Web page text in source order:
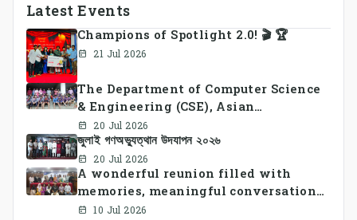
Latest Events
Champions of Spotlight 2.0! 🎬 🏆
21 Jul 2026
The Department of Computer Science
& Engineering (CSE), Asian
University of Bangladesh
successfully organized CSE Summer
Sports Day 2026, bringing together
students and faculty members in a
vibrant celebration of sportsmanship,
teamwork, and unity.
20 Jul 2026
জুলাই গণঅভ্যুত্থান উদযাপন ২০২৬
20 Jul 2026
A wonderful reunion filled with
memories, meaningful conversations,
and lasting connections.
10 Jul 2026